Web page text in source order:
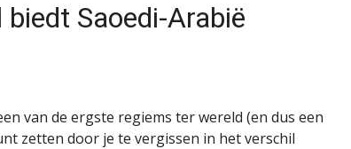
Saoedi-Arabië
van de ergste regiems ter wereld (en dus een
zetten door je te vergissen in het verschil